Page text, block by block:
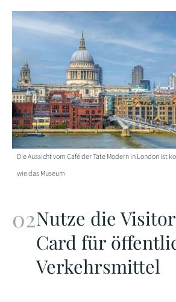
Die Aussicht vom Café der Tate Modern in London ist
wie das Museum
Nutze die
Card für
Verkehrsmittel